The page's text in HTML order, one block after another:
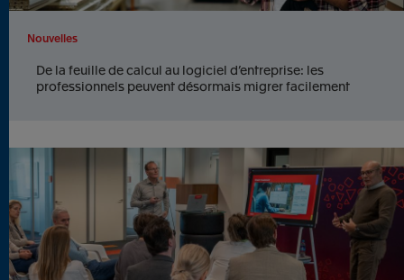
Nouvelles
De la feuille de calcul au logiciel d’entreprise: les
professionnels peuvent désormais migrer facilement